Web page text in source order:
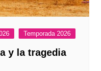
Temporada 2026
y la tragedia